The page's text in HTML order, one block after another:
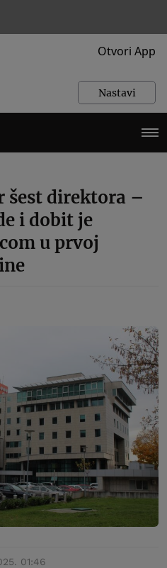
Otvori App
Nastavi
šest direktora –
i dobit je
u prvoj
01:46